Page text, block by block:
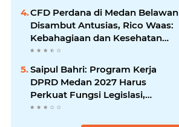
CFD Perdana di Medan Belawan
Disambut Antusias, Rico Waas:
Kebahagiaan dan Kesehatan
Harus Hadir di Seluruh Penjuru
Saipul Bahri: Program Kerja
DPRD Medan 2027 Harus
Perkuat Fungsi Legislasi,
Anggaran dan Pengawasan